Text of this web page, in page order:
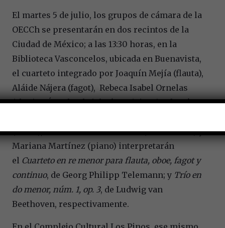
El martes 5 de julio, los grupos de cámara de la
OECCh se presentarán en dos recintos de la
Ciudad de México; a las 13:30 horas, en la
Biblioteca Vasconcelos, ubicada en Buenavista,
el cuarteto integrado por Joaquín Mejía (flauta),
Aláide Nájera (fagot), Rebeca Isabel Ornelas
(oboe) y Ángel Gabriel López (piano), además
(violín), René Emiliano de Gante (violonchelo) y
Mariana Martínez (piano) interpretarán
el Cuarteto en re menor para flauta, oboe, fagot y
continuo, de Georg Philipp Telemann; y Trío en
do menor, núm. 1, op. 3, de Ludwig van
Beethoven, respectivamente.